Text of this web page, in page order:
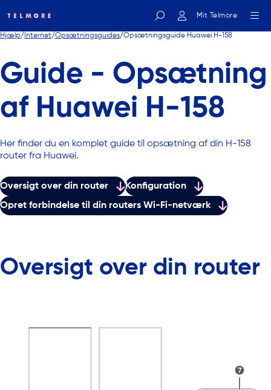
Mit Telmore
Hjælp Internet Opsætningsguides Opsætningsguide Huawei H-158
Guide - Opsætning
af Huawei H-158
Her finder du en komplet guide til opsætning af din H-158
router fra Huawei.
Oversigt over din router
Konfiguration
Opret forbindelse til din routers Wi-Fi-netværk
Oversigt over din router